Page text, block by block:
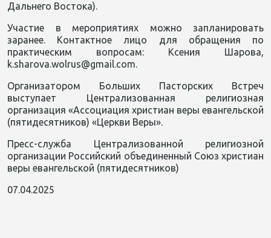
Дальнего Востока).
Участие в мероприятиях можно запланировать
заранее. Контактное лицо для обращения по
практическим вопросам: Ксения Шарова,
k.sharova.wolrus@gmail.com.
Организатором Больших Пасторских Встреч
выступает Централизованная религиозная
организация «Ассоциация христиан веры евангельской
(пятидесятников) «Церкви Веры».
Пресс-служба Централизованной религиозной
организации Российский объединенный Союз христиан
веры евангельской (пятидесятников)
07.04.2025